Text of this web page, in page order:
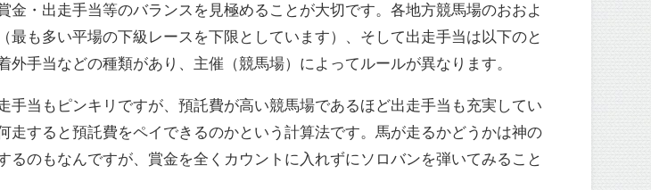
金・出走手当等のバランスを見極めることが大切です。各地方競馬場のおおよ
も多い平場の下級レースを下限としています）、そして出走手当は以下のと
手当などの種類があり、主催（競馬場）によってルールが異なります。
手当もピンキリですが、預託費が高い競馬場であるほど出走手当も充実してい
走すると預託費をペイできるのかという計算法です。馬が走るかどうかは神の
のもなんですが、賞金を全くカウントに入れずにソロバンを弾いてみること